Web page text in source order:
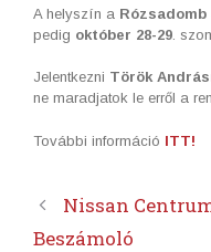
A helyszín a
pedig október 28-29 .
Jelentkezni Török
ne maradjatok le erről a
További információ ITT!
Nissan
Beszámoló